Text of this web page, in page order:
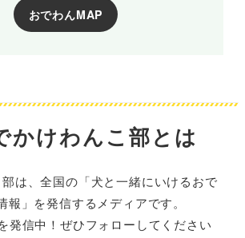
おでわんMAP
かけわんこ部とは
は、全国の「犬と一緒にいけるおで
報」を発信するメディアです。
発信中！ぜひフォローしてください